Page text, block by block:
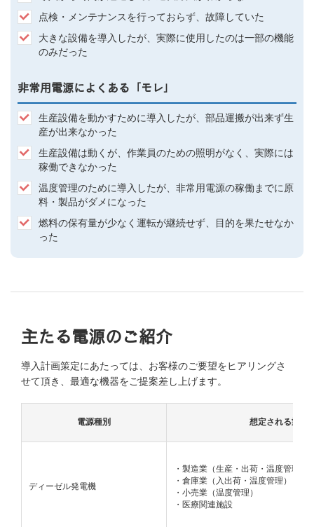
点検・メンテナンスを行っておらず、故障していた
大きな設備を導入したが、実際に使用したのは一部の機能
のみだった
非常用電源によくある「モレ」
生産設備を動かすために導入したが、部品運搬が出来ず生
産が出来なかった
生産設備は動くが、作業員のための照明がなく、実際には
稼働できなかった
温度管理のために導入したが、非常用電源の稼働までに原
料・製品がダメになった
燃料の保有量が少なく運転が継続せず、目的を果たせなか
った
主たる電源のご紹介
導入計画策定にあたっては、お客様のご要望をヒアリングさ
せて頂き、最適な機器をご提案差し上げます。
電源種別 想定される業種
ディーゼル発電機
・製造業（生産・出荷・温度管理
・倉庫業（入出荷・温度管理）
・小売業（温度管理）
・医療関連施設